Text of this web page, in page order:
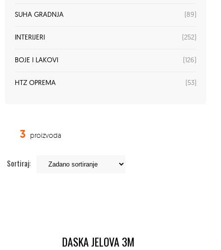
SUHA GRADNJA (89)
INTERIJERI (252)
BOJE I LAKOVI (126)
HTZ OPREMA (53)
3 proizvoda
Sortiraj:
DASKA JELOVA 3M